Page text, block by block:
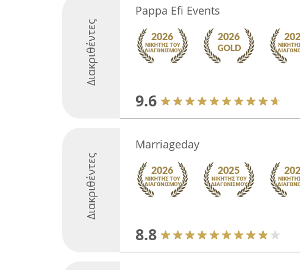
Διακριθέντες
Pappa Efi Events
9.6
Διακριθέντες
Marriageday
8.8